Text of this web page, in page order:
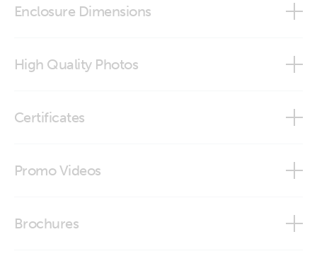
Enclosure Dimensions
High Quality Photos
Filax 2 (frontside)
Certificates
Promo Videos
Brochures